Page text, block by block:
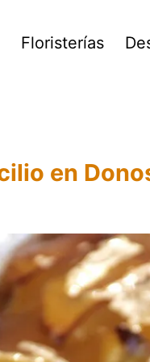
Floristerías
en